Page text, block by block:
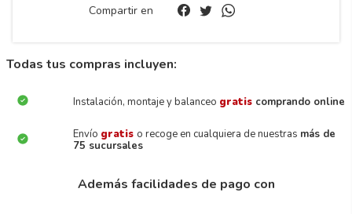
Compartir en
Todas tus compras incluyen:
Instalación, montaje y balanceo gratis comprando online
Envío gratis o recoge en cualquiera de nuestras más de
75 sucursales
Además facilidades de pago con